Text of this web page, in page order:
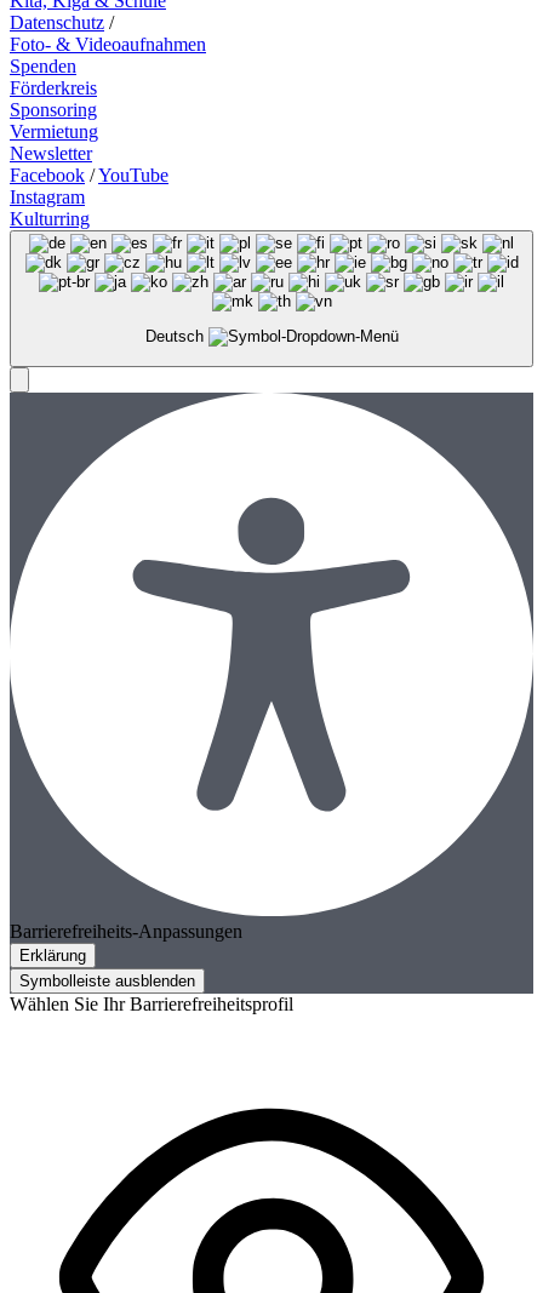
Datenschutz /
Foto- & Videoaufnahmen
Spenden
Förderkreis
Sponsoring
Vermietung
Newsletter
Facebook /YouTube
Instagram
Kulturring
Deutsch
Barrierefreiheits-Anpassungen
Erklärung
Symbolleiste ausblenden
Wählen Sie Ihr Barrierefreiheitsprofil